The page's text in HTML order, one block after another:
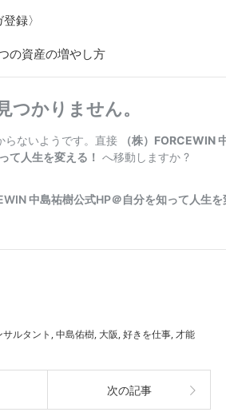
録〉
の資産の増やし方
ルタント ,中島佑樹, 大阪,好きを仕事,才能
次の記事